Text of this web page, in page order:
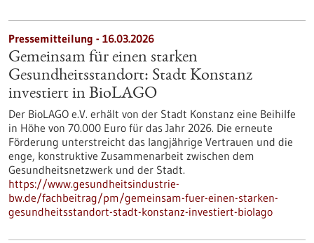
Pressemitteilung - 16.03.2026
Gemeinsam für einen starken
Gesundheitsstandort: Stadt Konstanz
investiert in BioLAGO
Der BioLAGO e.V. erhält von der Stadt Konstanz eine Beihilfe
in Höhe von 70.000 Euro für das Jahr 2026. Die erneute
Förderung unterstreicht das langjährige Vertrauen und die
enge, konstruktive Zusammenarbeit zwischen dem
Gesundheitsnetzwerk und der Stadt.
https://www.gesundheitsindustrie-
bw.de/fachbeitrag/pm/gemeinsam-fuer-einen-starken-
gesundheitsstandort-stadt-konstanz-investiert-biolago